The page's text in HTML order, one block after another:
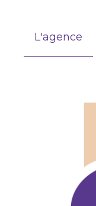
L'agence